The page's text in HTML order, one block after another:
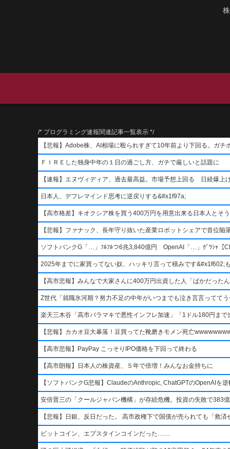
/* プログラミング速報関連記事一覧表示 */
【悲報】Adobe株、AI相場に殴られすぎて10年前より下回る。ガチ
ＦＩＲＥした独身中年の１日の過ごし方、ガチで厳しいと話題に
【速報】エヌヴィディア、過去最高益。市場予想上回る 日経爆上
日本人、デフレマインド思考に逆戻りする&#x1f97a;
【高市格差】キオクシア株を買う400万円を用意出来る日本人とそ
【悲報】ファナック、長年守り抜いた産業ロボットシェアで首位
ソフトバンクG「…」ﾌﾙﾌﾙつ6兆3,840億円 OpenAI「…」ｸﾞﾜｼｬ【
2025年までに家買ってない奴、ハッキリ言って積みです
【高市悲報】みんなで大家さんに400万円出資した人「ばかだった
Z世代「就職氷河期？努力不足の中年がいつまでも泣き言言ってて
楽天三木谷「高市バラマキで悪性インフレ加速」「1ドル180円ま
【悲報】カカオ豆大暴落！豆買ってた靴磨きモメン死亡
【高市悲報】PayPay こっそりIPO価格を下回って終わる
【高市朗報】日本人の株資産、５年で倍増！みんなお金持ちに
【ソフトバンクG悲報】ClaudeのAnthropic, ChatGPTのOpenAI
安倍晋三の「クールジャパン機構」が存続危機。投資の失敗で383
【悲報】日銀、反日だった。 高市政権下で国債が売られても「救済
ビットコイン、エプスタインコインだった……